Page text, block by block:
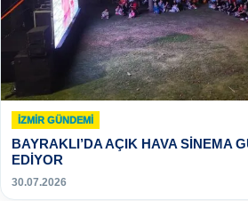
İZMIR GÜNDEMI
BAYRAKLI’DA AÇIK HAVA SİNEMA
EDİYOR
30.07.2026